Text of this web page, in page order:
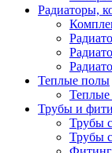
Радиаторы,
Теплые полы
Теплые
Трубы и
Трубы
Трубы